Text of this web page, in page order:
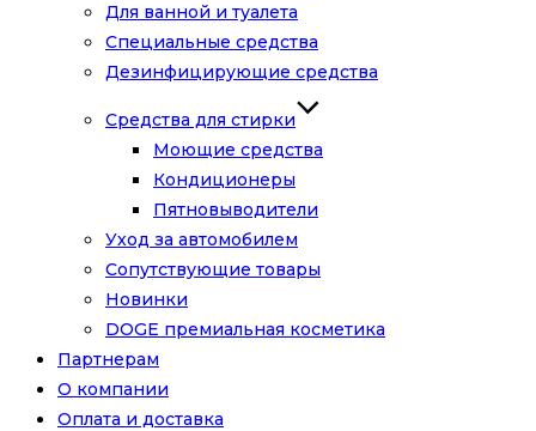
Для ванной и туалета
Специальные средства
Дезинфицирующие средства
Средства для стирки
Моющие средства
Кондиционеры
Пятновыводители
Уход за автомобилем
Сопутствующие товары
Новинки
DOGE премиальная косметика
Партнерам
О компании
Оплата и доставка